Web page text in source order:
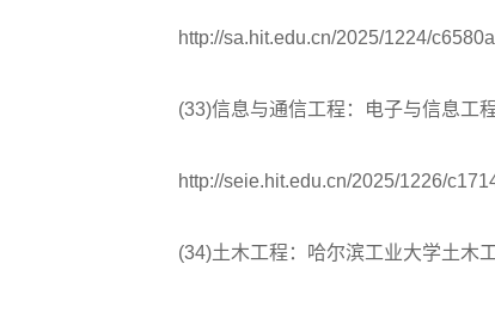
http://sa.hit.edu.cn/2025/1224/
(33)信息与通信工程：电子与信息工
http://seie.hit.edu.cn/2025/1226/
(34)土木工程：哈尔滨工业大学土木